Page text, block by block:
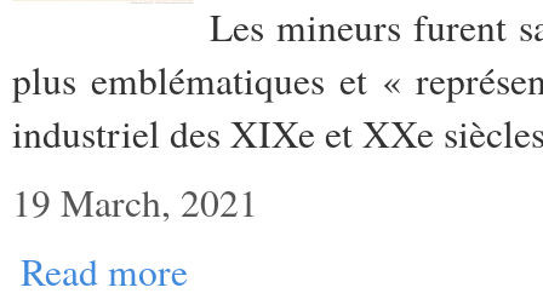
Les mineurs furent
plus emblématiques et «
industriel des XIXe et XXe
19 March, 2021
Read more